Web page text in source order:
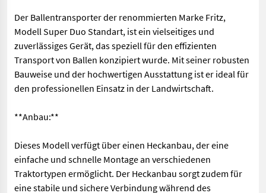
Der Ballentransporter der renommierten Marke Fritz,
Modell Super Duo Standart, ist ein vielseitiges und
zuverlässiges Gerät, das speziell für den effizienten
Transport von Ballen konzipiert wurde. Mit seiner robusten
Bauweise und der hochwertigen Ausstattung ist er ideal für
den professionellen Einsatz in der Landwirtschaft.
**Anbau:**
Dieses Modell verfügt über einen Heckanbau, der eine
einfache und schnelle Montage an verschiedenen
Traktortypen ermöglicht. Der Heckanbau sorgt zudem für
eine stabile und sichere Verbindung während des